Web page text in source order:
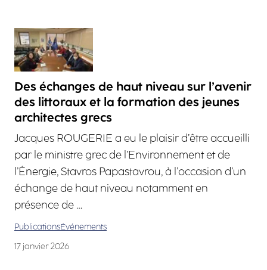
Des échanges de haut niveau sur l’avenir
des littoraux et la formation des jeunes
architectes grecs
Jacques ROUGERIE a eu le plaisir d’être accueilli
par le ministre grec de l’Environnement et de
l’Énergie, Stavros Papastavrou, à l’occasion d’un
échange de haut niveau notamment en
présence de …
PublicationsÉvénements
17 janvier 2026